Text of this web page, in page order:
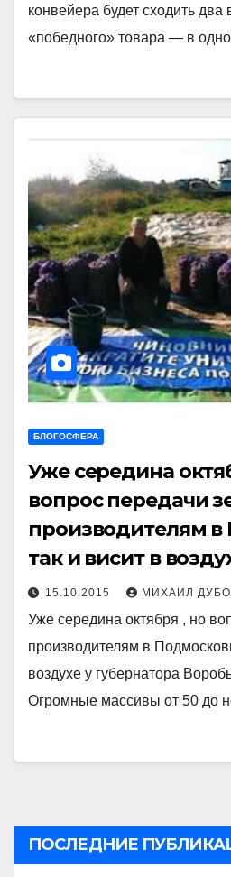
конвейера будет сходить два
«победного» товара — в
БЛОГОСФЕРА
Уже середина
вопрос передачи
производителям
так и висит в
15.10.2015 МИХАИЛ
Уже середина октября , но
производителям в
воздухе у губернатора
Огромные массивы от 50 до
ПОСЛЕДНИЕ